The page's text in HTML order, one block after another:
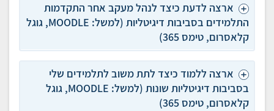
ארצה לדעת כיצד לנהל מעקב אחר התקדמות
התלמידים בסביבות דיגיטליות (למשל: MOODLE, גוגל
קלאסרום, טימס 365)
ארצה ללמוד כיצד לתת משוב לתלמידים שלי
בסביבות דיגיטליות שונות (למשל: MOODLE, גוגל
קלאסרום, טימס 365)